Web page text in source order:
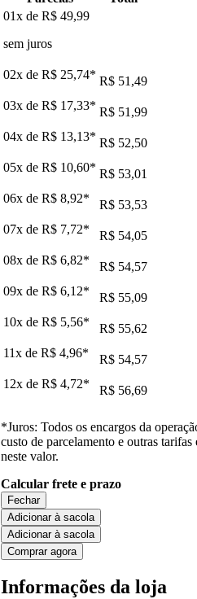
01x de R$ 49,99
sem juros
02x de R$ 25,74* R$ 51,49
03x de R$ 17,33* R$ 51,99
04x de R$ 13,13* R$ 52,50
05x de R$ 10,60* R$ 53,01
06x de R$ 8,92*
R$ 53,53
07x de R$ 7,72*
R$ 54,05
08x de R$ 6,82*
R$ 54,57
09x de R$ 6,12*
R$ 55,09
10x de R$ 5,56*
R$ 55,62
11x de R$ 4,96*
R$ 54,57
12x de R$ 4,72* R$ 56,69
*Juros: Todos os encargos da
custo de parcelamento e outras tarifas
neste valor.
Calcular frete e prazo
Fechar
Adicionar à sacola
Adicionar à sacola
Comprar agora
Informações da loja